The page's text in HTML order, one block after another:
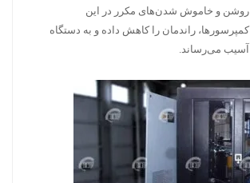
روشن و خاموش شدن‌های مکرر در این
کمپرسورها، راندمان را کاهش داده و به دستگاه
آسیب می‌رساند.